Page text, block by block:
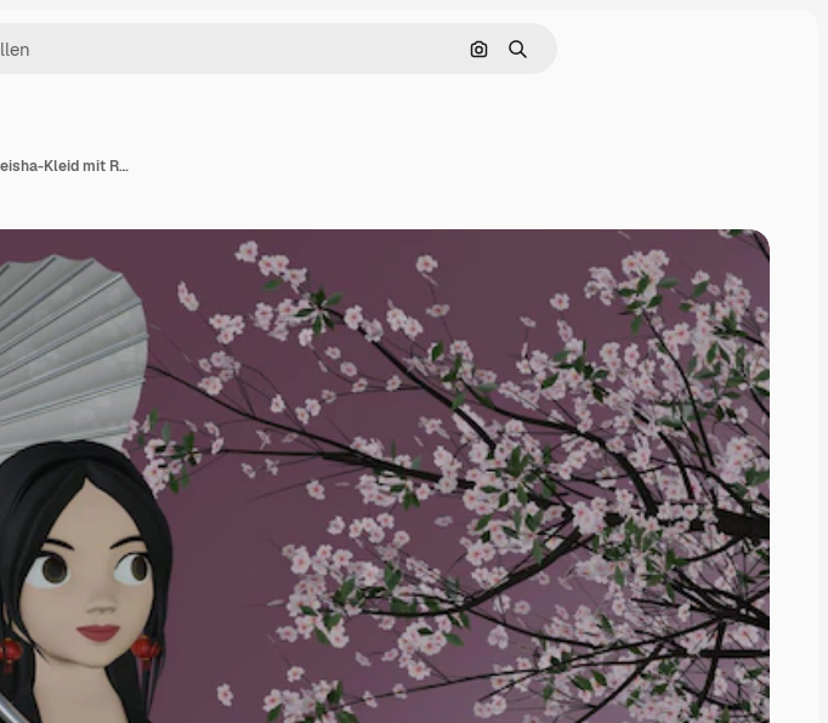
Nach Bild suchen
Suchen
PSD-3D-Darstellung eines asiatischen Mädchens, das ein Geisha-Kleid mit Regenschirm trägt, isoliert auf violettem Hintergrund